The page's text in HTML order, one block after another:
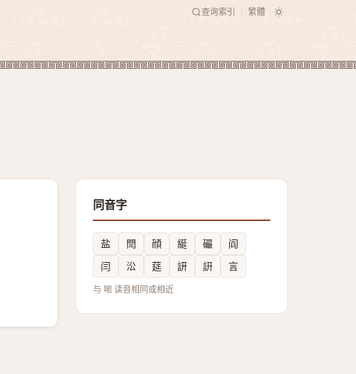
查询索引 繁體
同音字
盐 閆 顔 綖 礹
阎
闫
㳂 莚 訮 詽 言
与 啱 读音相同或相近